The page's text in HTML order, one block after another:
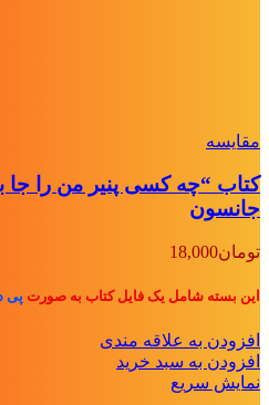
مقايسه
کتاب “چه کسی پنیر من را جا
جانسون
تومان18,000
این بسته شامل یک فایل کتاب به صورت پی
افزودن به علاقه مندی
افزودن به سبد خرید
نمایش سریع